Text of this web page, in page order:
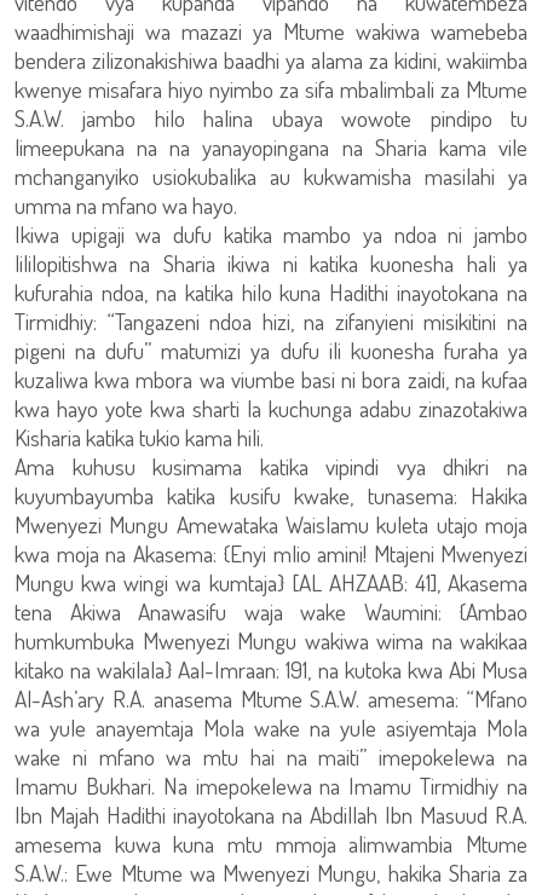
waadhimishaji wa mazazi ya Mtume wakiwa wamebeba
bendera zilizonakishiwa baadhi ya alama za kidini, wakiimba
kwenye misafara hiyo nyimbo za sifa mbalimbali za Mtume
S.A.W. jambo hilo halina ubaya wowote pindipo tu
limeepukana na na yanayopingana na Sharia kama vile
mchanganyiko usiokubalika au kukwamisha masilahi ya
umma na mfano wa hayo.
Ikiwa upigaji wa dufu katika mambo ya ndoa ni jambo
lililopitishwa na Sharia ikiwa ni katika kuonesha hali ya
kufurahia ndoa, na katika hilo kuna Hadithi inayotokana na
Tirmidhiy: “Tangazeni ndoa hizi, na zifanyieni misikitini na
pigeni na dufu” matumizi ya dufu ili kuonesha furaha ya
kuzaliwa kwa mbora wa viumbe basi ni bora zaidi, na kufaa
kwa hayo yote kwa sharti la kuchunga adabu zinazotakiwa
Kisharia katika tukio kama hili.
Ama kuhusu kusimama katika vipindi vya dhikri na
kuyumbayumba katika kusifu kwake, tunasema: Hakika
Mwenyezi Mungu Amewataka Waislamu kuleta utajo moja
kwa moja na Akasema: {Enyi mlio amini! Mtajeni Mwenyezi
Mungu kwa wingi wa kumtaja} [AL AHZAAB: 41], Akasema
tena Akiwa Anawasifu waja wake Waumini: {Ambao
humkumbuka Mwenyezi Mungu wakiwa wima na wakikaa
kitako na wakilala} Aal-Imraan: 191, na kutoka kwa Abi Musa
Al-Ash’ary R.A. anasema Mtume S.A.W. amesema: “Mfano
wa yule anayemtaja Mola wake na yule asiyemtaja Mola
wake ni mfano wa mtu hai na maiti” imepokelewa na
Imamu Bukhari. Na imepokelewa na Imamu Tirmidhiy na
Ibn Majah Hadithi inayotokana na Abdillah Ibn Masuud R.A.
amesema kuwa kuna mtu mmoja alimwambia Mtume
S.A.W.: Ewe Mtume wa Mwenyezi Mungu, hakika Sharia za